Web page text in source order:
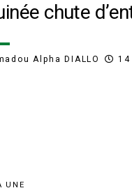
chute
Alpha DIALLO
UNE